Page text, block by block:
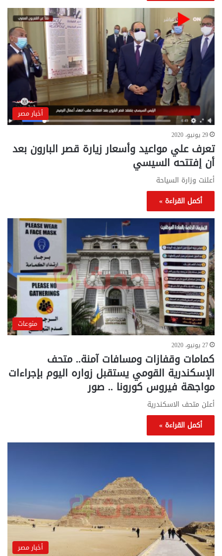
أخبار مصر
29 يونيو، 2020
تعرف علي مواعيد وأسعار زيارة قصر البارون بعد
أن إفتتحه السيسي
أعلنت وزارة السياحة
أكمل القراءة »
منوعات
27 يونيو، 2020
كمامات وقفازات ومسافات آمنة.. متحف
الإسكندرية القومي يستقبل زواره اليوم بإجراءات
مواجهة فيروس كورونا .. صور
أعلن متحف الاسكندرية
أكمل القراءة »
أخبار مصر